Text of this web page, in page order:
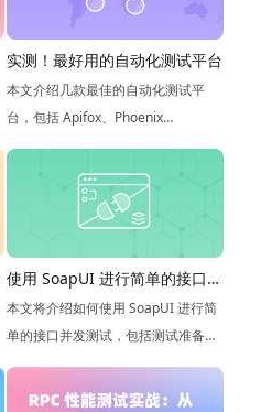
和精力在测试方面总是有限的，因此
自动化测试应运而生，旨在通过机器
执行测试任务来提高效率。
实测！最好用的自动化测试平台
本文介绍几款最佳的自动化测试平
台，包括 Apifox、Phoenix
Framework、LuckyFrameWeb、
Automagica 测试平台
使用 SoapUI 进行简单的接口并
发测试
本文将介绍如何使用 SoapUI 进行简
单的接口并发测试，包括测试准备、
测试步骤等。